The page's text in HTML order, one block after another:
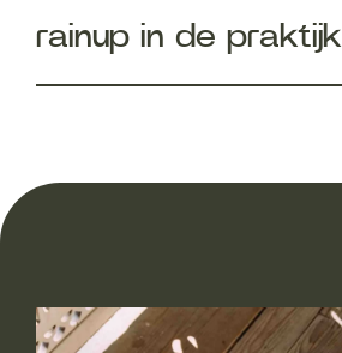
rainup in de praktijk